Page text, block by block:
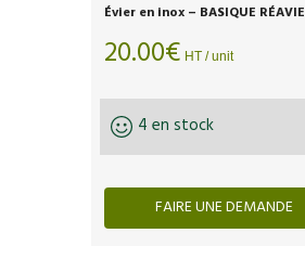
Évier en inox – BASIQUE RÉAVIE
20.00€ HT / unit
4 en stock
FAIRE UNE DEMANDE